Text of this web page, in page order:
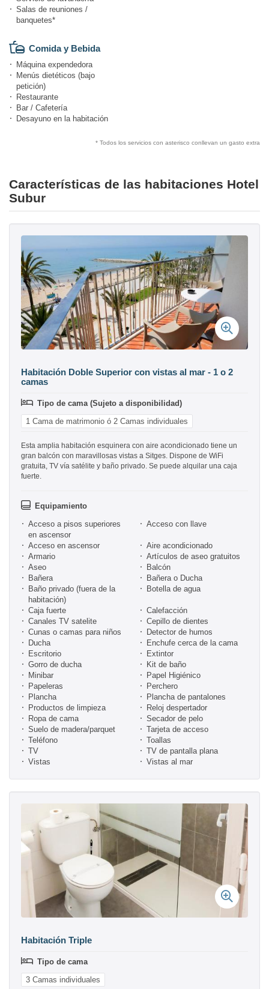
Salas de reuniones /
banquetes*
Comida y Bebida
Máquina expendedora
Menús dietéticos (bajo
petición)
Restaurante
Bar / Cafetería
Desayuno en la habitación
* Todos los servicios con asterisco conllevan un gasto extra
Características de las habitaciones Hotel
Subur
Habitación Doble Superior con vistas al mar - 1 o 2
camas
Tipo de cama (Sujeto a disponibilidad)
1 Cama de matrimonio ó 2 Camas individuales
Esta amplia habitación esquinera con aire acondicionado tiene un
gran balcón con maravillosas vistas a Sitges. Dispone de WiFi
gratuita, TV vía satélite y baño privado. Se puede alquilar una caja
fuerte.
Equipamiento
Acceso a pisos superiores
en ascensor
Acceso con llave
Acceso en ascensor
Aire acondicionado
Armario
Artículos de aseo gratuitos
Aseo
Balcón
Bañera
Bañera o Ducha
Baño privado (fuera de la
habitación)
Botella de agua
Caja fuerte
Calefacción
Canales TV satelite
Cepillo de dientes
Cunas o camas para niños
Detector de humos
Ducha
Enchufe cerca de la cama
Escritorio
Extintor
Gorro de ducha
Kit de baño
Minibar
Papel Higiénico
Papeleras
Perchero
Plancha
Plancha de pantalones
Productos de limpieza
Reloj despertador
Ropa de cama
Secador de pelo
Suelo de madera/parquet
Tarjeta de acceso
Teléfono
Toallas
TV
TV de pantalla plana
Vistas
Vistas al mar
Habitación Triple
Tipo de cama
3 Camas individuales